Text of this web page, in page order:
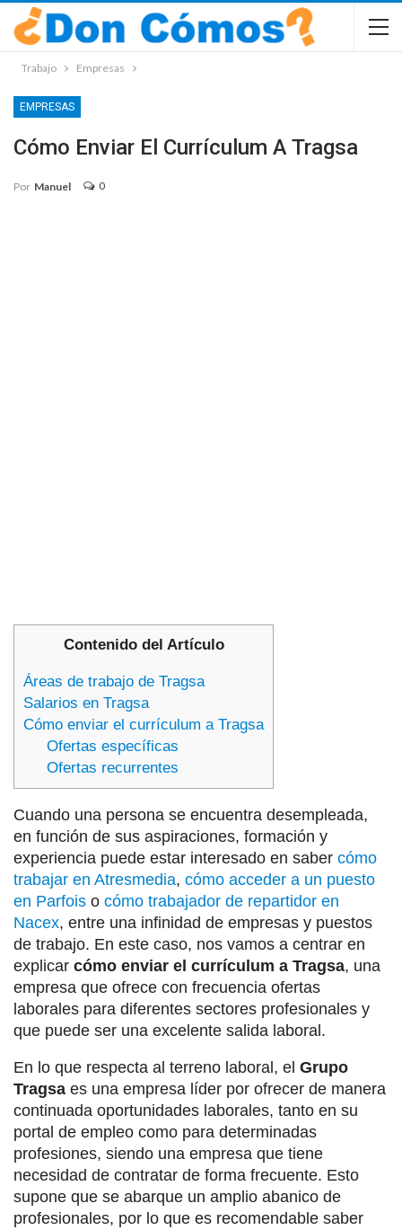
Trabajo Empresas
EMPRESAS
Cómo Enviar El Currículum A Tragsa
Por Manuel 0
Contenido del Artículo
Áreas de trabajo de Tragsa
Salarios en Tragsa
Cómo enviar el currículum a Tragsa
Ofertas específicas
Ofertas recurrentes
Cuando una persona se encuentra desempleada,
en función de sus aspiraciones, formación y
experiencia puede estar interesado en saber cómo
trabajar en Atresmedia, cómo acceder a un puesto
en Parfois o cómo trabajador de repartidor en
Nacex, entre una infinidad de empresas y puestos
de trabajo. En este caso, nos vamos a centrar en
explicar cómo enviar el currículum a Tragsa, una
empresa que ofrece con frecuencia ofertas
laborales para diferentes sectores profesionales y
que puede ser una excelente salida laboral.
En lo que respecta al terreno laboral, el Grupo
Tragsa es una empresa líder por ofrecer de manera
continuada oportunidades laborales, tanto en su
portal de empleo como para determinadas
profesiones, siendo una empresa que tiene
necesidad de contratar de forma frecuente. Esto
supone que se abarque un amplio abanico de
profesionales, por lo que es recomendable saber